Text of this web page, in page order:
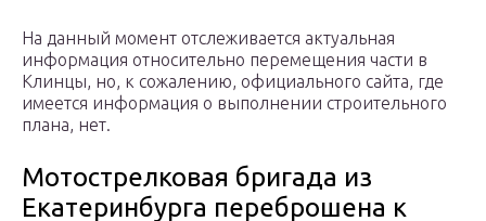
На данный момент отслеживается актуальная
информация относительно перемещения части в
Клинцы, но, к сожалению, официального сайта, где
имеется информация о выполнении строительного
плана, нет.
Мотострелковая бригада из
Екатеринбурга переброшена к